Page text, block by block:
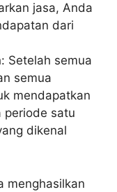
jasa, Anda
dari
Setelah semua
semua
mendapatkan
periode satu
dikenal
menghasilkan